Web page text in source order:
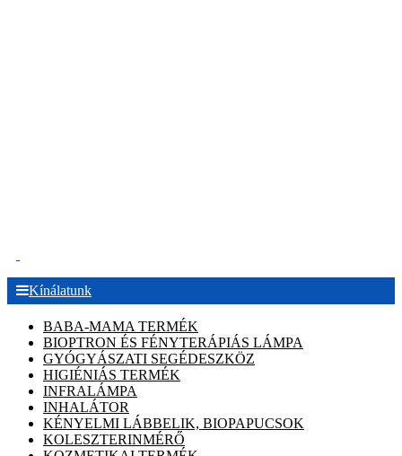
Kínálatunk
BABA-MAMA TERMÉK
BIOPTRON ÉS FÉNYTERÁPIÁS LÁMPA
GYÓGYÁSZATI SEGÉDESZKÖZ
HIGIÉNIÁS TERMÉK
INFRALÁMPA
INHALÁTOR
KÉNYELMI LÁBBELIK, BIOPAPUCSOK
KOLESZTERINMÉRŐ